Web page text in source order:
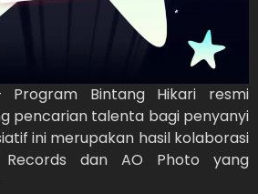
Program Bintang Hikari resmi
pencarian talenta bagi penyanyi
ini merupakan hasil kolaborasi
Records dan AO Photo yang